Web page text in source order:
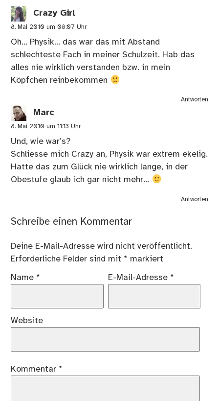
Crazy Girl
8. Mai 2010 um 08:07 Uhr
Oh… Physik… das war das mit Abstand
schlechteste Fach in meiner Schulzeit. Hab das
alles nie wirklich verstanden bzw. in mein
Köpfchen reinbekommen
Antworten
Marc
8. Mai 2010 um 11:13 Uhr
Und, wie war’s?
Schliesse mich Crazy an, Physik war extrem ekelig.
Hatte das zum Glück nie wirklich lange, in der
Obestufe glaub ich gar nicht mehr…
Antworten
Schreibe einen Kommentar
Deine E-Mail-Adresse wird nicht veröffentlicht.
Erforderliche Felder sind mit * markiert
Name * E-Mail-Adresse *
Website
Kommentar *